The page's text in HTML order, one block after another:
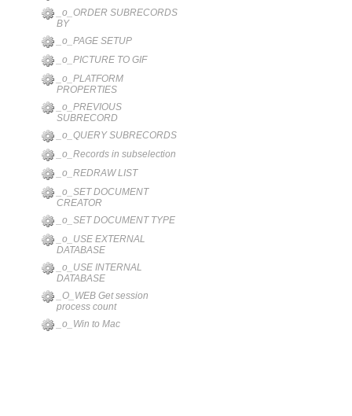
_o_ORDER SUBRECORDS
BY
_o_PAGE SETUP
_o_PICTURE TO GIF
_o_PLATFORM
PROPERTIES
_o_PREVIOUS
SUBRECORD
_o_QUERY SUBRECORDS
_o_Records in subselection
_o_REDRAW LIST
_o_SET DOCUMENT
CREATOR
_o_SET DOCUMENT TYPE
_o_USE EXTERNAL
DATABASE
_o_USE INTERNAL
DATABASE
_O_WEB Get session
process count
_o_Win to Mac